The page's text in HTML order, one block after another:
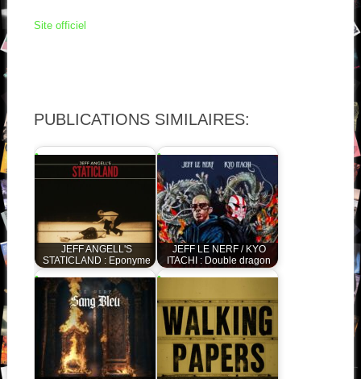
Site officiel
PUBLICATIONS SIMILAIRES:
JEFF ANGELL'S
STATICLAND : Eponyme
JEFF LE NERF / KYO
ITACHI : Double dragon